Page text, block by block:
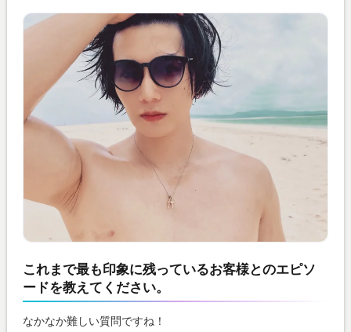
これまで最も印象に残っているお客様とのエピソ
ードを教えてください。
なかなか難しい質問ですね！